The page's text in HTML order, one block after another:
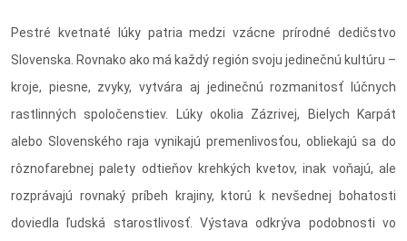
Pestré kvetnaté lúky patria medzi vzácne prírodné dedičstvo
Slovenska. Rovnako ako má každý región svoju jedinečnú kultúru –
kroje, piesne, zvyky, vytvára aj jedinečnú rozmanitosť lúčnych
rastlinných spoločenstiev. Lúky okolia Zázrivej, Bielych Karpát
alebo Slovenského raja vynikajú premenlivosťou, obliekajú sa do
rôznofarebnej palety odtieňov krehkých kvetov, inak voňajú, ale
rozprávajú rovnaký príbeh krajiny, ktorú k nevšednej bohatosti
doviedla ľudská starostlivosť. Výstava odkrýva podobnosti vo